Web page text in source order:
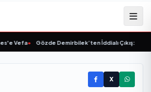
Vefa• Gözde Demirbilek’ten İddialı Çıkış: “Son
X